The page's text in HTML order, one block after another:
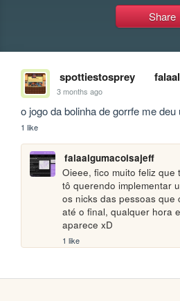
Share
spottiestosprey
3 months ago
o jogo da bolinha de gorrfe me
1 like
falaalgumacoisajeff
Oieee, fico muito feliz
tô querendo implementar
os nicks das pessoas que
até o final, qualquer hora
aparece xD
1 like